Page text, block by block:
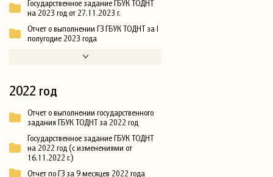
Государственное задание ГБУК ТОДНТ
на 2023 год от 27.11.2023 г.
Отчет о выполнении ГЗ ГБУК ТОДНТ за I
полугодие 2023 года
2022 год
Отчет о выполнении государственного
задания ГБУК ТОДНТ за 2022 год
Государственное задание ГБУК ТОДНТ
на 2022 год (с изменениями от
16.11.2022 г.)
Отчет по ГЗ за 9 месяцев 2022 года